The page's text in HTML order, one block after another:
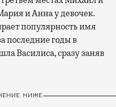
и Анна у девочек.
популярность имя
последние годы в
Василиса, сразу заняв
НИЖЕ